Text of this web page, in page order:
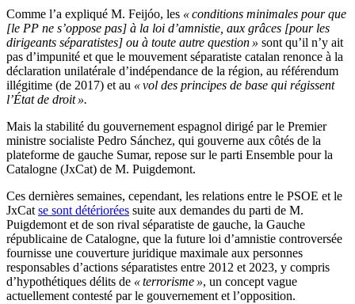
Comme l’a expliqué M. Feijóo, les « conditions minimales pour que
[le PP ne s’oppose pas] à la loi d’amnistie, aux grâces [pour les
dirigeants séparatistes] ou à toute autre question » sont qu’il n’y ait
pas d’impunité et que le mouvement séparatiste catalan renonce à la
déclaration unilatérale d’indépendance de la région, au référendum
illégitime (de 2017) et au « vol des principes de base qui régissent
l’État de droit ».
Mais la stabilité du gouvernement espagnol dirigé par le Premier
ministre socialiste Pedro Sánchez, qui gouverne aux côtés de la
plateforme de gauche Sumar, repose sur le parti Ensemble pour la
Catalogne (JxCat) de M. Puigdemont.
Ces dernières semaines, cependant, les relations entre le PSOE et le
JxCat se sont détériorées suite aux demandes du parti de M.
Puigdemont et de son rival séparatiste de gauche, la Gauche
républicaine de Catalogne, que la future loi d’amnistie controversée
fournisse une couverture juridique maximale aux personnes
responsables d’actions séparatistes entre 2012 et 2023, y compris
d’hypothétiques délits de « terrorisme », un concept vague
actuellement contesté par le gouvernement et l’opposition.